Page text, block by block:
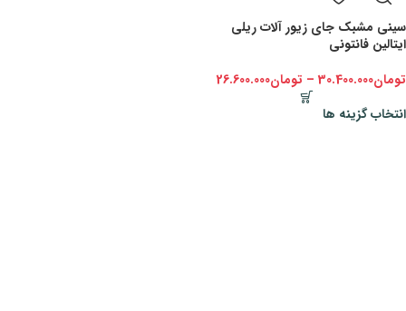
سینی مشبک جای زیور آلات ریلی
ایتالین فانتونی
تومان30.400.000
– تومان26.600.000
انتخاب گزینه ها